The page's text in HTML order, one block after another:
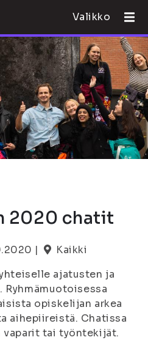
Valikko
2020 chatit
|
Kaikki
ajatusten ja
opiskelijan arkea
aihepiireistä. Chatissa
vaparit tai työntekijät.